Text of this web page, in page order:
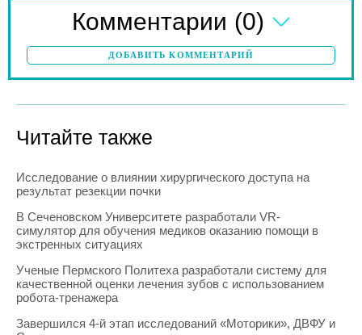
Комментарии (0)
ДОБАВИТЬ КОММЕНТАРИЙ
Читайте также
Исследование о влиянии хирургического доступа на
результат резекции почки
В Сеченовском Университете разработали VR-
симулятор для обучения медиков оказанию помощи в
экстренных ситуациях
Ученые Пермского Политеха разработали систему для
качественной оценки лечения зубов с использованием
робота-тренажера
Завершился 4-й этап исследований «Моторики», ДВФУ и